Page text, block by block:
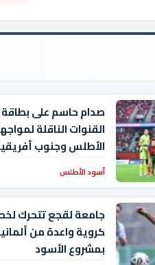
صدام حاسم على بطاقة
القنوات الناقلة
الأطلس وجنوب
أسود الأطلس
جامعة لقجع تتحرك
كروية واعدة من
بمشروع الأسود